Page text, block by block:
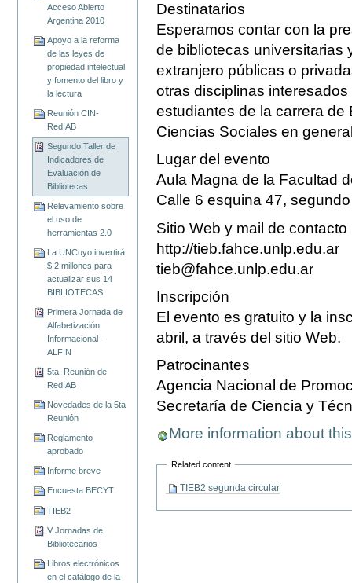
Acceso Abierto
Argentina 2010
Apoyo a la reforma
de las leyes de
propiedad intelectual
y fomento del libro y
la lectura
Reunión CIN-
RedIAB
Segundo Taller de
Indicadores de
Evaluación de
Bibliotecas
Relevamiento sobre
el uso de
herramientas 2.0
La UNCuyo invertirá
$ 2 millones para
actualizar sus 14
BIBLIOTECAS
Primera Jornada de
Alfabetización
Informacional -
ALFIN
5ta. Reunión de
RedIAB
Novedades de la 5ta
Reunión
Reglamento
aprobado
Informe breve
Encuesta BECYT
TIEB2
V Jornadas de
Bibliotecarios
Libros electrónicos
en el catálogo de la
Destinatarios
Esperamos contar con la
de bibliotecas universitarias
extranjero públicas o
otras disciplinas
estudiantes de la carrera
Ciencias Sociales en
Lugar del evento
Aula Magna de la Facultad
Calle 6 esquina 47,
Sitio Web y mail de contacto
http://tieb.fahce.unlp.edu.ar
tieb@fahce.unlp.edu.ar
Inscripción
El evento es gratuito y la
abril, a través del sitio Web.
Patrocinantes
Agencia Nacional de
Secretaría de Ciencia y
More information about
Related content
TIEB2 segunda circular